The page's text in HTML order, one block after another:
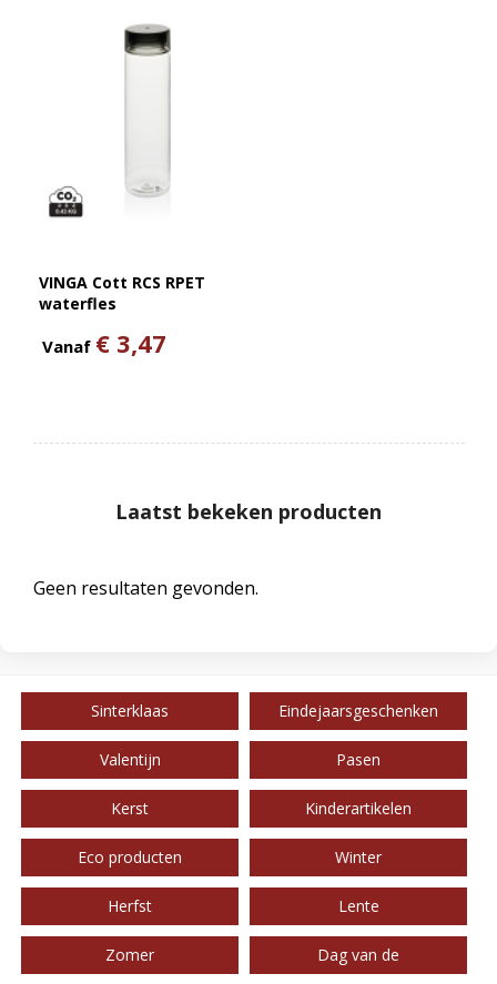
VINGA Cott RCS RPET
waterfles
Vanaf € 3,47
Laatst bekeken producten
Geen resultaten gevonden.
Sinterklaas Eindejaarsgeschenken
Valentijn Pasen
Kerst Kinderartikelen
Eco producten Winter
Herfst Lente
Zomer Dag van de